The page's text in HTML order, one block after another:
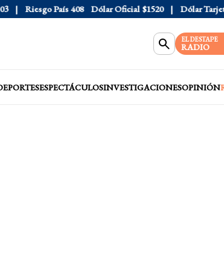
Riesgo País 408 Dólar Oficial $1520 Dólar Tarjeta
EL DESTAPE
RADIO
ESPECTÁCULOSINVESTIGACIONESOPINIÓN